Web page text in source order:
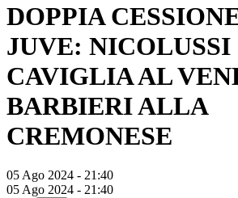
DOPPIA
JUVE: NICOLUSSI
CAVIGLIA AL
BARBIERI ALLA
CREMONESE
05 Ago 2024 - 21:40
05 Ago 2024 - 21:40